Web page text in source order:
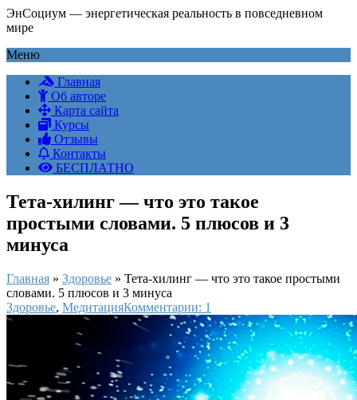
ЭнСоциум — энергетическая реальность в повседневном
мире
Меню
Главная
Об авторе
Карта сайта
Курсы
Отзывы
Контакты
БЕСПЛАТНО
Тета-хилинг — что это такое
простыми словами. 5 плюсов и 3
минуса
Главная » Здоровье » Тета-хилинг — что это такое простыми
словами. 5 плюсов и 3 минуса
Здоровье, МедитацияКомментарии: 1